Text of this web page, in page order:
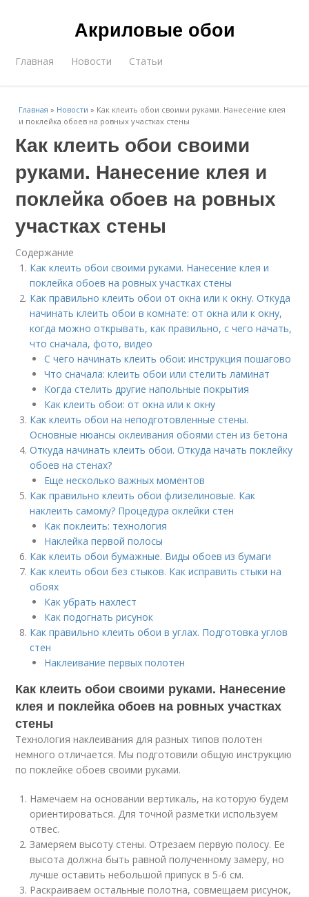
Акриловые обои
Главная Новости Статьи
Главная » Новости » Как клеить обои своими руками. Нанесение клея
и поклейка обоев на ровных участках стены
Как клеить обои своими
руками. Нанесение клея и
поклейка обоев на ровных
участках стены
Содержание
Как клеить обои своими руками. Нанесение клея и
поклейка обоев на ровных участках стены
Как правильно клеить обои от окна или к окну. Откуда
начинать клеить обои в комнате: от окна или к окну,
когда можно открывать, как правильно, с чего начать,
что сначала, фото, видео
С чего начинать клеить обои: инструкция пошагово
Что сначала: клеить обои или стелить ламинат
Когда стелить другие напольные покрытия
Как клеить обои: от окна или к окну
Как клеить обои на неподготовленные стены.
Основные нюансы оклеивания обоями стен из бетона
Откуда начинать клеить обои. Откуда начать поклейку
обоев на стенах?
Еще несколько важных моментов
Как правильно клеить обои флизелиновые. Как
наклеить самому? Процедура оклейки стен
Как поклеить: технология
Наклейка первой полосы
Как клеить обои бумажные. Виды обоев из бумаги
Как клеить обои без стыков. Как исправить стыки на
обоях
Как убрать нахлест
Как подогнать рисунок
Как правильно клеить обои в углах. Подготовка углов
стен
Наклеивание первых полотен
Как клеить обои своими руками. Нанесение
клея и поклейка обоев на ровных участках
стены
Технология наклеивания для разных типов полотен
немного отличается. Мы подготовили общую инструкцию
по поклейке обоев своими руками.
Намечаем на основании вертикаль, на которую будем
ориентироваться. Для точной разметки используем
отвес.
Замеряем высоту стены. Отрезаем первую полосу. Ее
высота должна быть равной полученному замеру, но
лучше оставить небольшой припуск в 5-6 см.
Раскраиваем остальные полотна, совмещаем рисунок,